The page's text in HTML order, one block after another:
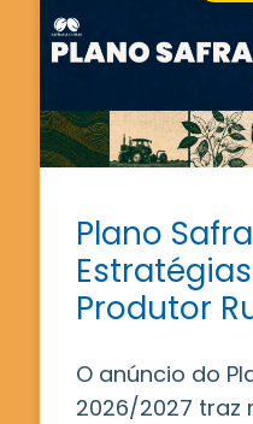
Plano
Produtor
O anúncio do
2026/2027 traz